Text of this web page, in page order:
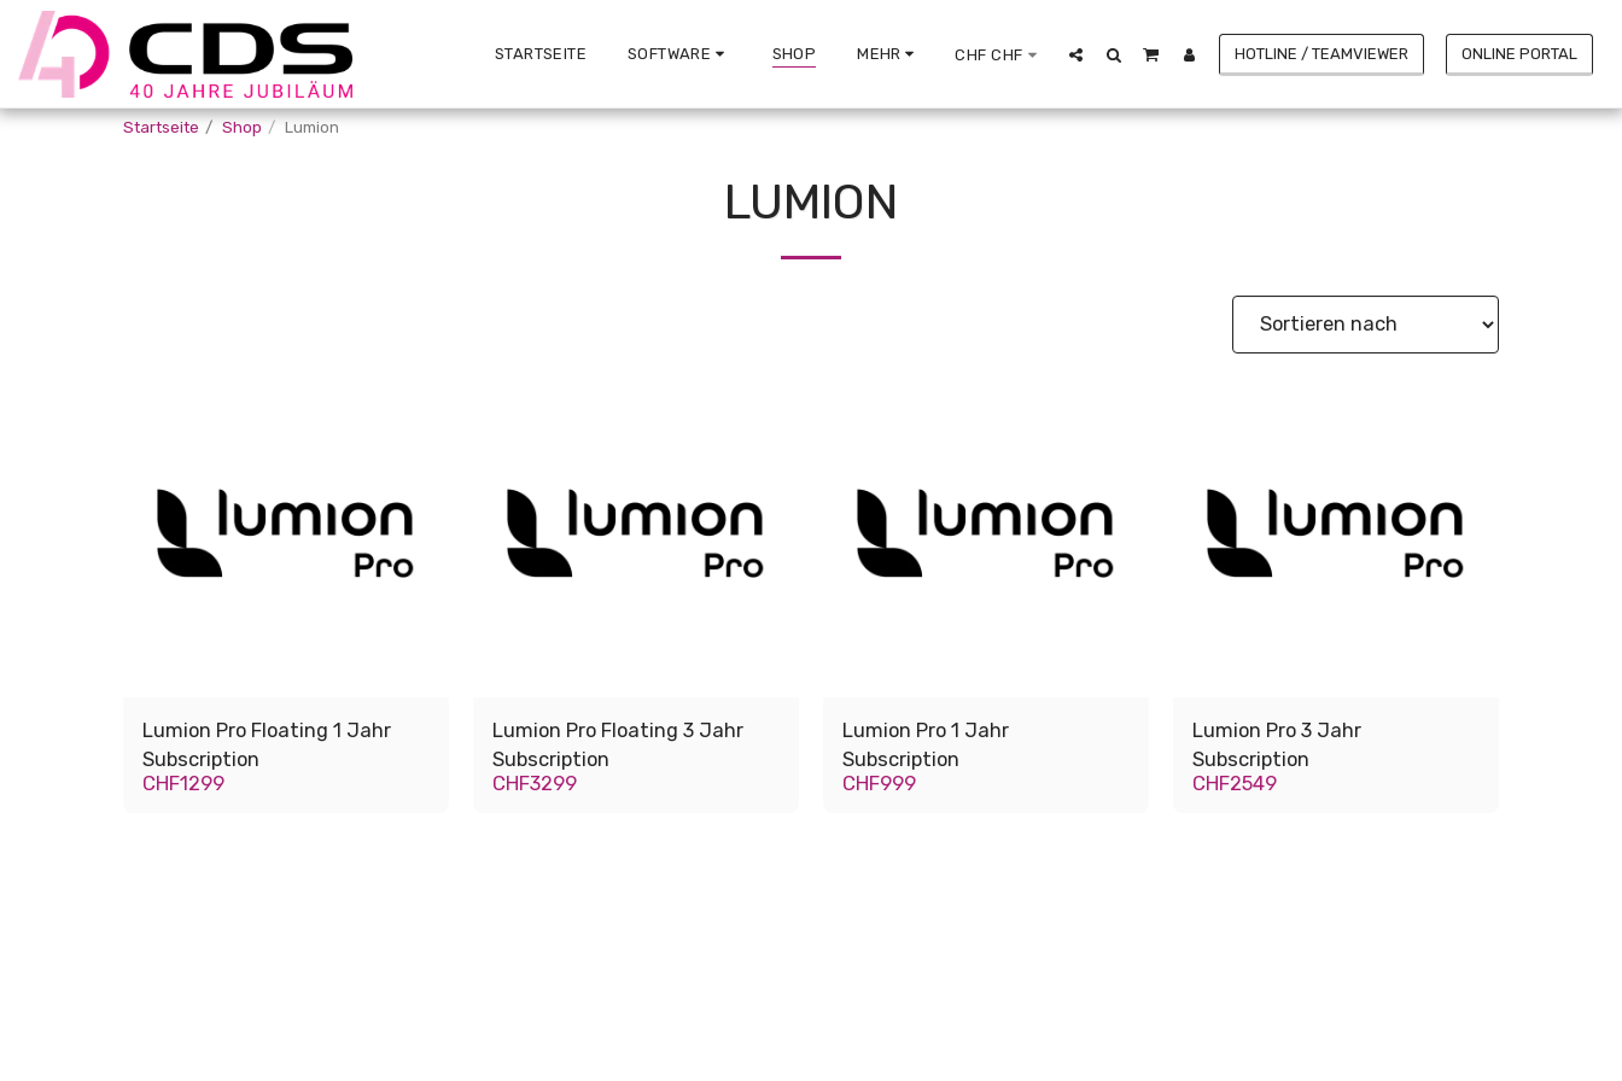
STARTSEITE SOFTWARE SHOP MEHR CHF CHF HOTLINE / TEAMVIEWER ONLINE PORTAL
Startseite Shop Lumion
LUMION
Lumion Pro Floating 1 Jahr
Subscription
CHF1299
Lumion Pro Floating 3 Jahr
Subscription
CHF3299
Lumion Pro 1 Jahr
Subscription
CHF999
Lumion Pro 3 Jahr
Subscription
CHF2549